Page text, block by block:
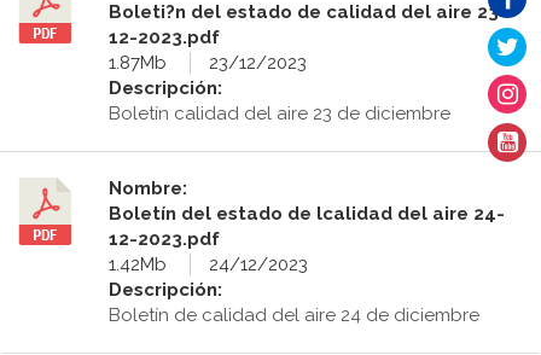
Boleti?n del estado de calidad del aire 23-
12-2023.pdf
1.87Mb
23/12/2023
Descripción:
Boletín calidad del aire 23 de diciembre
Nombre:
Boletín del estado de lcalidad del aire 24-
12-2023.pdf
1.42Mb
24/12/2023
Descripción:
Boletín de calidad del aire 24 de diciembre